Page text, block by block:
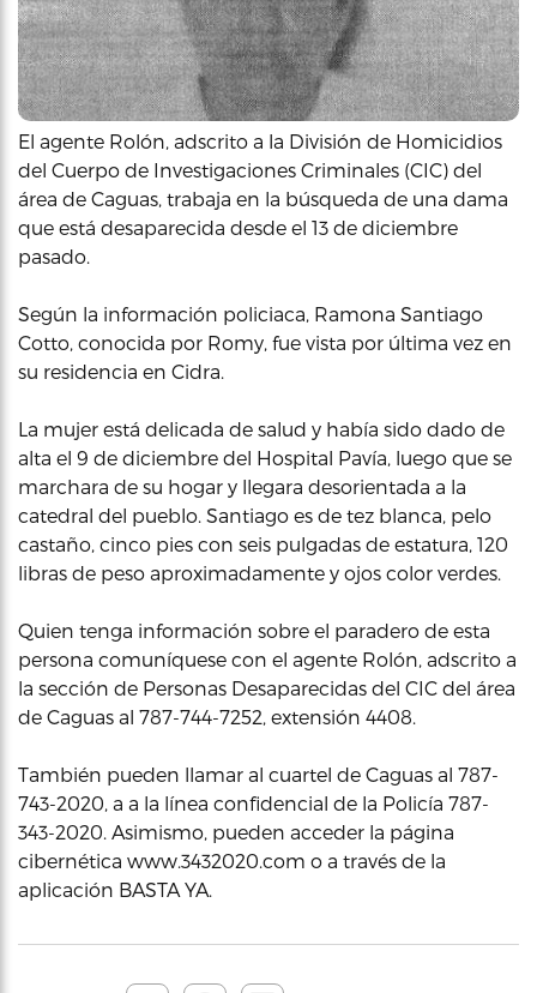
El agente Rolón, adscrito a la División de Homicidios
del Cuerpo de Investigaciones Criminales (CIC) del
área de Caguas, trabaja en la búsqueda de una dama
que está desaparecida desde el 13 de diciembre
pasado.
Según la información policiaca, Ramona Santiago
Cotto, conocida por Romy, fue vista por última vez en
su residencia en Cidra.
La mujer está delicada de salud y había sido dado de
alta el 9 de diciembre del Hospital Pavía, luego que se
marchara de su hogar y llegara desorientada a la
catedral del pueblo. Santiago es de tez blanca, pelo
castaño, cinco pies con seis pulgadas de estatura, 120
libras de peso aproximadamente y ojos color verdes.
Quien tenga información sobre el paradero de esta
persona comuníquese con el agente Rolón, adscrito a
la sección de Personas Desaparecidas del CIC del área
de Caguas al 787-744-7252, extensión 4408.
También pueden llamar al cuartel de Caguas al 787-
743-2020, a a la línea confidencial de la Policía 787-
343-2020. Asimismo, pueden acceder la página
cibernética www.3432020.com o a través de la
aplicación BASTA YA.